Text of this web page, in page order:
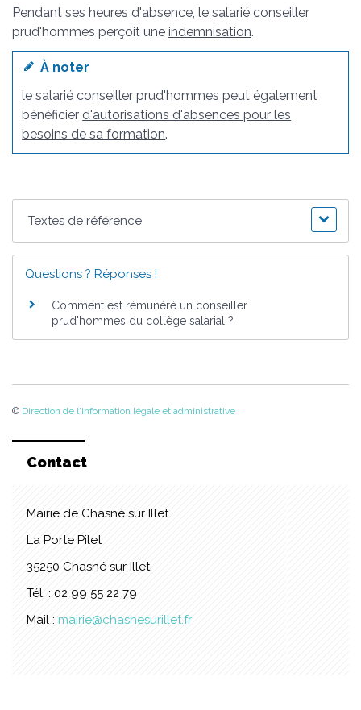
Pendant ses heures d'absence, le salarié conseiller
prud'hommes perçoit une indemnisation.
À noter
le salarié conseiller prud'hommes peut également
bénéficier d'autorisations d'absences pour les
besoins de sa formation.
Textes de référence
Questions ? Réponses !
Comment est rémunéré un conseiller
prud'hommes du collège salarial ?
© Direction de l'information légale et administrative
Contact
Mairie de Chasné sur Illet
La Porte Pilet
35250 Chasné sur Illet
Tél. : 02 99 55 22 79
Mail : mairie@chasnesurillet.fr